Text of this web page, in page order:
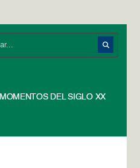
MOMENTOS DEL SIGLO XX